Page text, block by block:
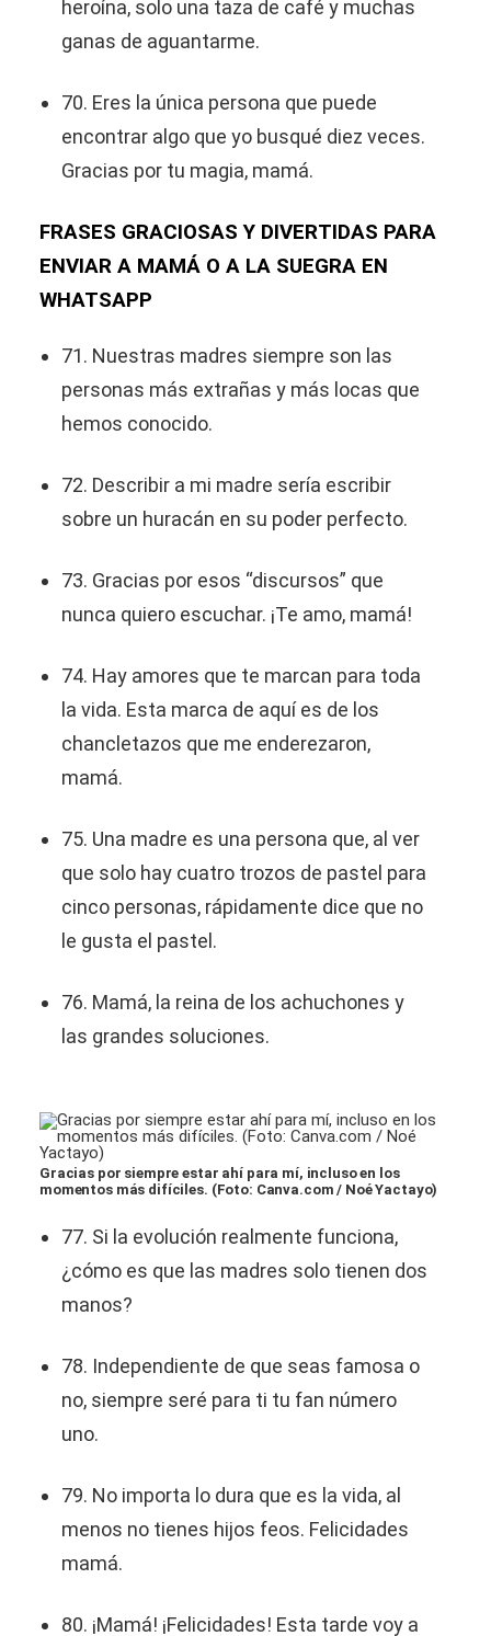
heroína, solo una taza de café y muchas
ganas de aguantarme.
70. Eres la única persona que puede
encontrar algo que yo busqué diez veces.
Gracias por tu magia, mamá.
FRASES GRACIOSAS Y DIVERTIDAS PARA
ENVIAR A MAMÁ O A LA SUEGRA EN
WHATSAPP
71. Nuestras madres siempre son las
personas más extrañas y más locas que
hemos conocido.
72. Describir a mi madre sería escribir
sobre un huracán en su poder perfecto.
73. Gracias por esos “discursos” que
nunca quiero escuchar. ¡Te amo, mamá!
74. Hay amores que te marcan para toda
la vida. Esta marca de aquí es de los
chancletazos que me enderezaron,
mamá.
75. Una madre es una persona que, al ver
que solo hay cuatro trozos de pastel para
cinco personas, rápidamente dice que no
le gusta el pastel.
76. Mamá, la reina de los achuchones y
las grandes soluciones.
Gracias por siempre estar ahí para mí, incluso en los
momentos más difíciles. (Foto: Canva.com / Noé Yactayo)
77. Si la evolución realmente funciona,
¿cómo es que las madres solo tienen dos
manos?
78. Independiente de que seas famosa o
no, siempre seré para ti tu fan número
uno.
79. No importa lo dura que es la vida, al
menos no tienes hijos feos. Felicidades
mamá.
80. ¡Mamá! ¡Felicidades! Esta tarde voy a